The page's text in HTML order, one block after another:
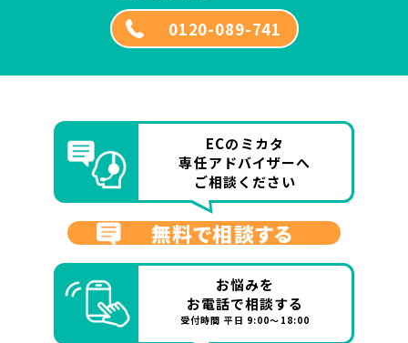
0120-089-741
ECのミカタ
専任アドバイザーへ
ご相談ください
無料で相談する
お悩みを
お電話で相談する
受付時間 平日 9:00～18:00